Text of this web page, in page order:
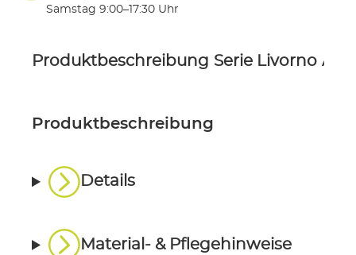
Samstag 9:00–17:30 Uhr
Produktbeschreibung Serie Livorno
Produktbeschreibung
Details
Material- & Pflegehinweise